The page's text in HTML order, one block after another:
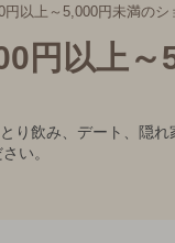
以上～5,000円未満のシ
円以上～
飲み、デート、隠
い。